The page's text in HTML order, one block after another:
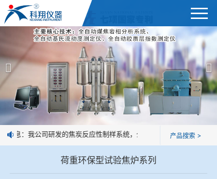
首页
产品展示 ＞
焦炭高温性能检测系统
焦化行业检测及优化配煤设备
球团矿/烧结矿/块矿高温冶金性能检测系统
高炉配吹煤检测设备
公司简介
新闻中心
企业业绩
技术交流
消息：我公司研发的焦炭反应性制样系统，全部制样过程机械化操作
产品搜索 >
荷重环保型试验焦炉系列